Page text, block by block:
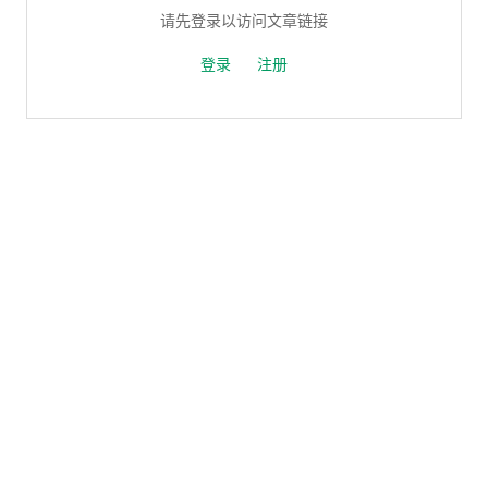
请先登录以访问文章链接
登录 注册